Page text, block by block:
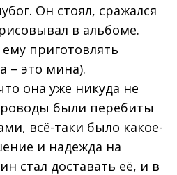
Он стоял, сражался
в альбоме.
приготовлять
– это мина).
она уже никуда не
были перебиты
всё-таки было какое-
и надежда на
стал доставать её, и в